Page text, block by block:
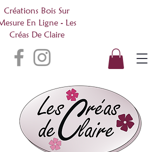
Créations Bois Sur
En Ligne - Les
Créas De Claire